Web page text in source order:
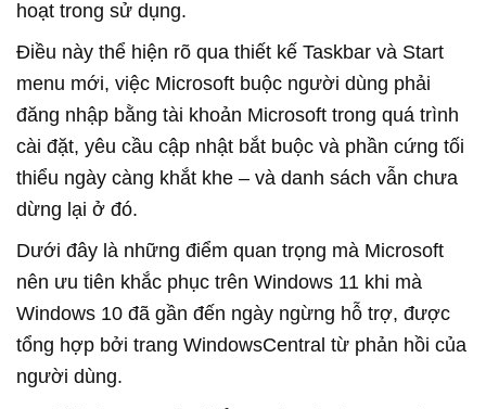
hoạt trong sử dụng.
Điều này thể hiện rõ qua thiết kế Taskbar và Start
menu mới, việc Microsoft buộc người dùng phải
đăng nhập bằng tài khoản Microsoft trong quá trình
cài đặt, yêu cầu cập nhật bắt buộc và phần cứng tối
thiểu ngày càng khắt khe – và danh sách vẫn chưa
dừng lại ở đó.
Dưới đây là những điểm quan trọng mà Microsoft
nên ưu tiên khắc phục trên Windows 11 khi mà
Windows 10 đã gần đến ngày ngừng hỗ trợ, được
tổng hợp bởi trang WindowsCentral từ phản hồi của
người dùng.